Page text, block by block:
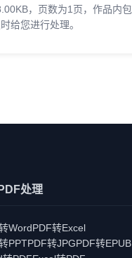
，页数为1页，作品内
给您进行处理。
PDF处理
WordPDF转Excel
PPTPDF转JPGPDF转EPUB